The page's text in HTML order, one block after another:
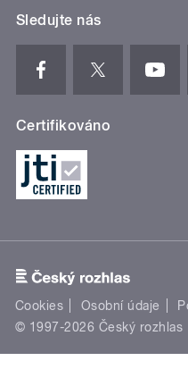
Sledujte nás
Certifikováno
Cookies Osobní údaje
© 1997-2026 Český rozhlas